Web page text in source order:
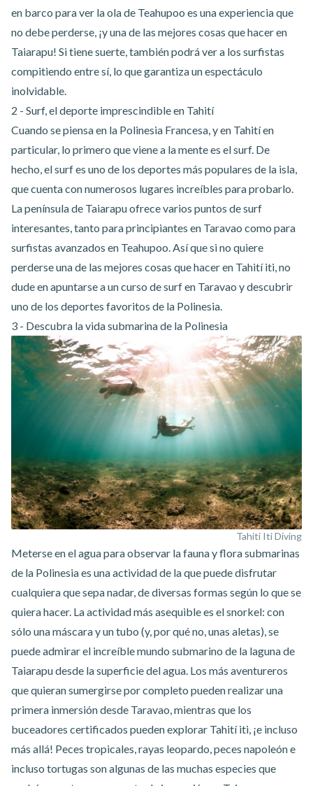
en barco para ver la ola de Teahupoo es una experiencia que
no debe perderse, ¡y una de las mejores cosas que hacer en
Taiarapu! Si tiene suerte, también podrá ver a los surfistas
compitiendo entre sí, lo que garantiza un espectáculo
inolvidable.
2 - Surf, el deporte imprescindible en Tahití
Cuando se piensa en la Polinesia Francesa, y en Tahití en
particular, lo primero que viene a la mente es el surf. De
hecho, el surf es uno de los deportes más populares de la isla,
que cuenta con numerosos lugares increíbles para probarlo.
La península de Taiarapu ofrece varios puntos de surf
interesantes, tanto para principiantes en Taravao como para
surfistas avanzados en Teahupoo. Así que si no quiere
perderse una de las mejores cosas que hacer en Tahití iti, no
dude en apuntarse a uncurso de surf en Taravao y descubrir
uno de los deportes favoritos de la Polinesia.
3 - Descubra la vida submarina de la Polinesia
Tahiti Iti Diving
Meterse en el agua para observar la fauna y flora submarinas
de la Polinesia es una actividad de la que puede disfrutar
cualquiera que sepa nadar, de diversas formas según lo que se
quiera hacer. La actividad más asequible es el snorkel: con
sólo una máscara y un tubo (y, por qué no, unas aletas), se
puede admirar el increíble mundo submarino de la laguna de
Taiarapu desde la superficie del agua. Los más aventureros
que quieran sumergirse por completo pueden realizar una
primera inmersión desde Taravao , mientras que los
buceadores certificados puedenexplorar Tahití iti , ¡e incluso
más allá! Peces tropicales, rayas leopardo, peces napoleón e
incluso tortugas son algunas de las muchas especies que